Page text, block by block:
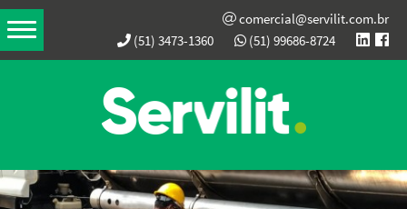
comercial@servilit.com.br
(51) 3473-1360
(51) 99686-8724